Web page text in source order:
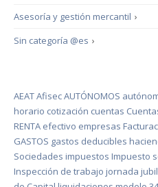
›
Asesoría y gestión mercantil
›
Sin categoría @es
AEATAfisecAUTÓNOMOS
horario cotización cuentas
RENTA efectivo empresas
GASTOS gastos deducibles
Sociedades impuestos Impuesto
Inspección de trabajo jornada